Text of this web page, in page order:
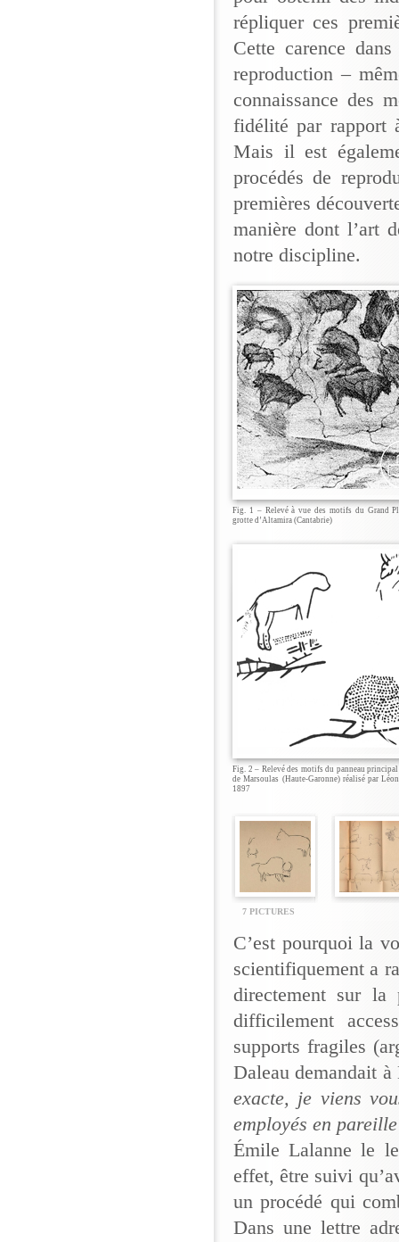
répliquer ces
Cette carence
reproduction –
connaissance des
fidélité par rapport
Mais il est
procédés de
premières
manière dont l’art
notre discipline.
Fig. 1 – Relevé à vue des motifs du Grand
grotte d’Altamira (Cantabrie)
Fig. 2 – Relevé des motifs du panneau
de Marsoulas (Haute-Garonne) réalisé par
1897
7 PICTURES
C’est pourquoi la
scientifiquement a
directement sur
difficilement
supports fragiles
Daleau demandait
exacte, je viens
employés en
Émile Lalanne le
effet, être suivi
un procédé qui
Dans une lettre